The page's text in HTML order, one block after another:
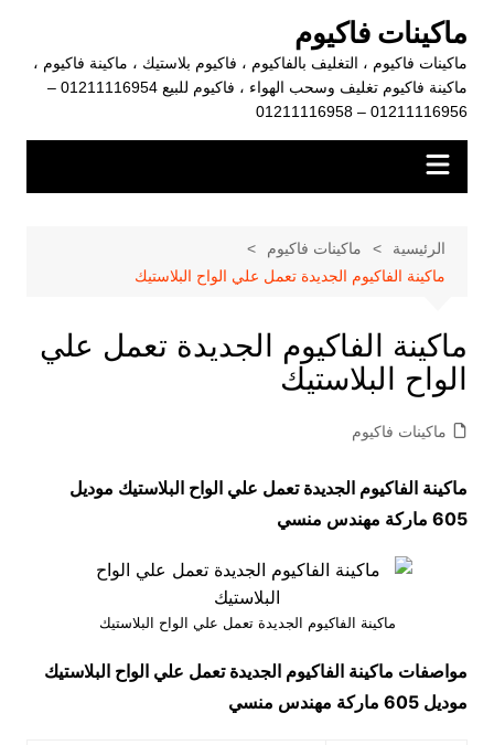
المحتوى
ماكينات فاكيوم
ماكينات فاكيوم ، التغليف بالفاكيوم ، فاكيوم بلاستيك ، ماكينة فاكيوم ،
ماكينة فاكيوم تغليف وسحب الهواء ، فاكيوم للبيع 01211116954 –
01211116956 – 01211116958
الرئيسية
ماكينات فاكيوم
ماكينة الفاكيوم الجديدة تعمل علي الواح البلاستيك
ماكينة الفاكيوم الجديدة تعمل علي
الواح البلاستيك
ماكينات فاكيوم
ماكينة الفاكيوم الجديدة تعمل علي الواح البلاستيك موديل
605 ماركة مهندس منسي
ماكينة الفاكيوم الجديدة تعمل علي الواح البلاستيك
مواصفات ماكينة الفاكيوم الجديدة تعمل علي الواح البلاستيك
موديل 605 ماركة مهندس منسي